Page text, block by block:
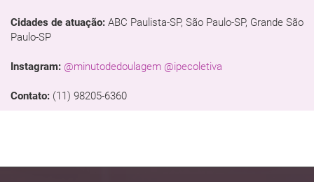
Cidades de atuação: ABC Paulista-SP, São Paulo-SP, Grande São
Paulo-SP
Instagram: @minutodedoulagem @ipecoletiva
Contato: (11) 98205-6360